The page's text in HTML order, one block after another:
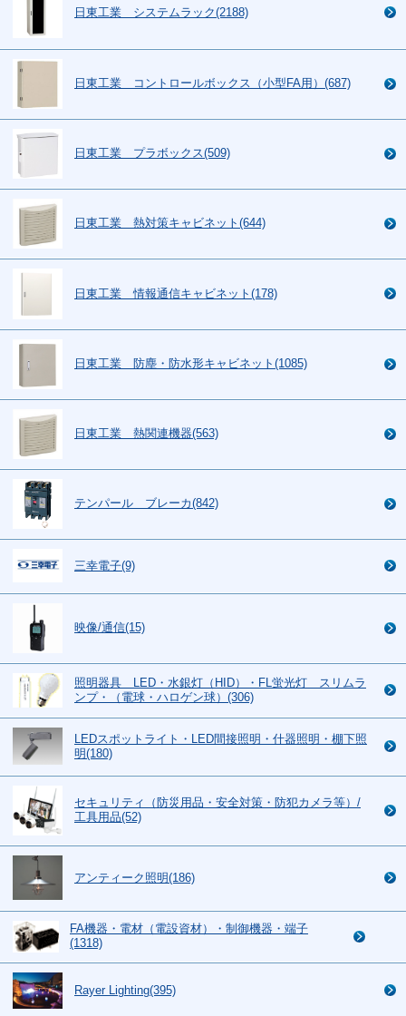
日東工業 システムラック(2188)
日東工業 コントロールボックス（小型FA用）(687)
日東工業 プラボックス(509)
日東工業 熱対策キャビネット(644)
日東工業 情報通信キャビネット(178)
日東工業 防塵・防水形キャビネット(1085)
日東工業 熱関連機器(563)
テンパール ブレーカ(842)
三幸電子(9)
映像/通信(15)
照明器具 LED・水銀灯（HID）・FL蛍光灯 スリムラ
ンプ・（電球・ハロゲン球）(306)
LEDスポットライト・LED間接照明・什器照明・棚下照
明(180)
セキュリティ（防災用品・安全対策・防犯カメラ等）/
工具用品(52)
アンティーク照明(186)
FA機器・電材（電設資材）・制御機器・端子
(1318)
Rayer Lighting(395)